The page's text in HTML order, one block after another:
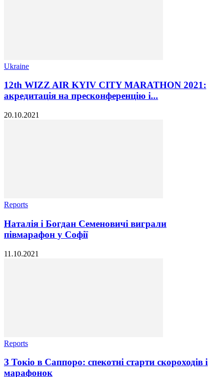
Ukraine
12th WIZZ AIR KYIV CITY MARATHON 2021:
акредитація на пресконференцію і...
20.10.2021
Reports
Наталія і Богдан Семеновичі виграли
півмарафон у Софії
11.10.2021
Reports
З Токіо в Саппоро: спекотні старти скороходів і
марафонок